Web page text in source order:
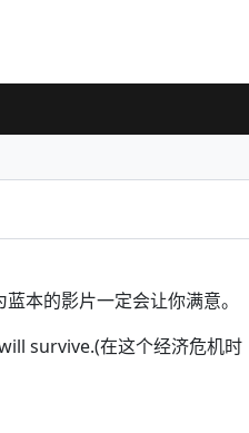
本的影片一定会让你满意。
survive.(在这个经济危机时